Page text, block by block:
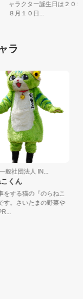
ャラクター誕生日は２０
８月１０日...
ラ
般社団法人 IN...
くん
をする猫の『のらねこ
す。さいたまの野菜や